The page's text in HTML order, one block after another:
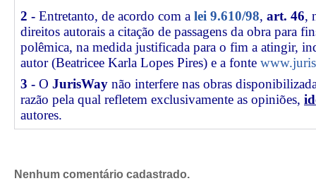
2 - Entretanto, de acordo com a lei 9.610/98, art. 46,
direitos autorais a citação de passagens da obra para
polêmica, na medida justificada para o fim a atingir,
autor (Beatricee Karla Lopes Pires) e a fonte
3 - O JurisWay não interfere nas obras
razão pela qual refletem exclusivamente as opiniões,
autores.
Nenhum comentário cadastrado.